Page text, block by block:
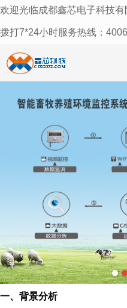
欢迎光临成都鑫芯电子科技
拨打7*24小时服务热线：
一、背景分析